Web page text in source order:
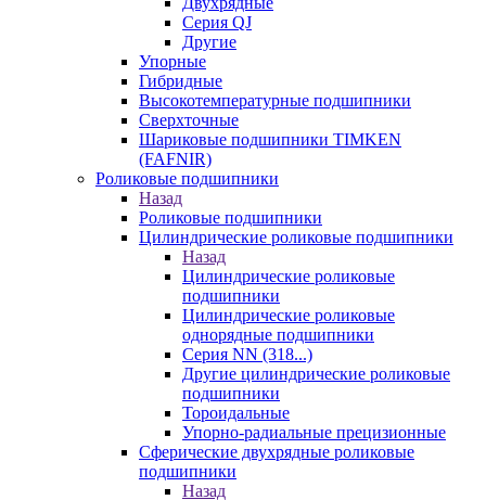
Серия QJ
Другие
Упорные
Гибридные
Высокотемпературные подшипники
Сверхточные
Шариковые подшипники TIMKEN
(FAFNIR)
Роликовые подшипники
Назад
Роликовые подшипники
Цилиндрические роликовые подшипники
Назад
Цилиндрические роликовые
подшипники
Цилиндрические роликовые
однорядные подшипники
Серия NN (318...)
Другие цилиндрические роликовые
подшипники
Тороидальные
Упорно-радиальные прецизионные
Сферические двухрядные роликовые
подшипники
Назад